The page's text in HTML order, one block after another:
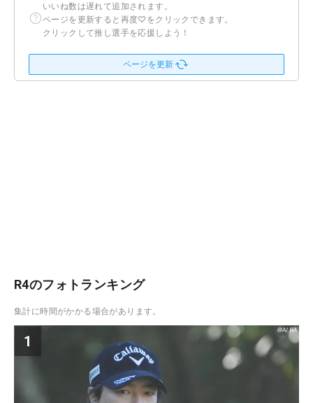
いいね数は遅れて追加されます。
ページを更新すると再度♡をクリックできます。
クリックして推し選手を応援しよう！
ページを更新
R4のフォトランキング
集計に時間がかかる場合があります。
1